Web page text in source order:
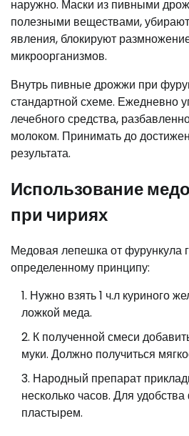
наружно. Маски из пивными
полезными веществами,
явления, блокируют
микроорганизмов.
Внутрь пивные дрожжи при
стандартной схеме. Ежедневно
лечебного средства,
молоком. Принимать до
результата.
Использование
при чириях
Медовая лепешка от фурункула
определенному принципу:
Нужно взять 1 ч.л куриного
ложкой меда.
К полученной смеси
муки. Должно получиться
Народный препарат
несколько часов. Для
пластырем.